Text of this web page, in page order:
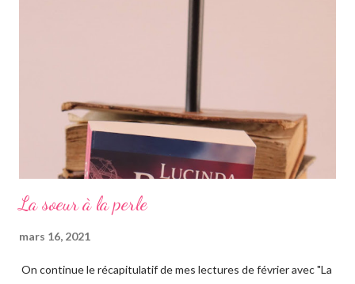
adopté six filles, issues de ses voyages qu'il élève à Genève en
également par Marina, appelée Ma, leur gouvernante/nounou
La soeur à la perle
mars 16, 2021
On continue le récapitulatif de mes lectures de février avec "La